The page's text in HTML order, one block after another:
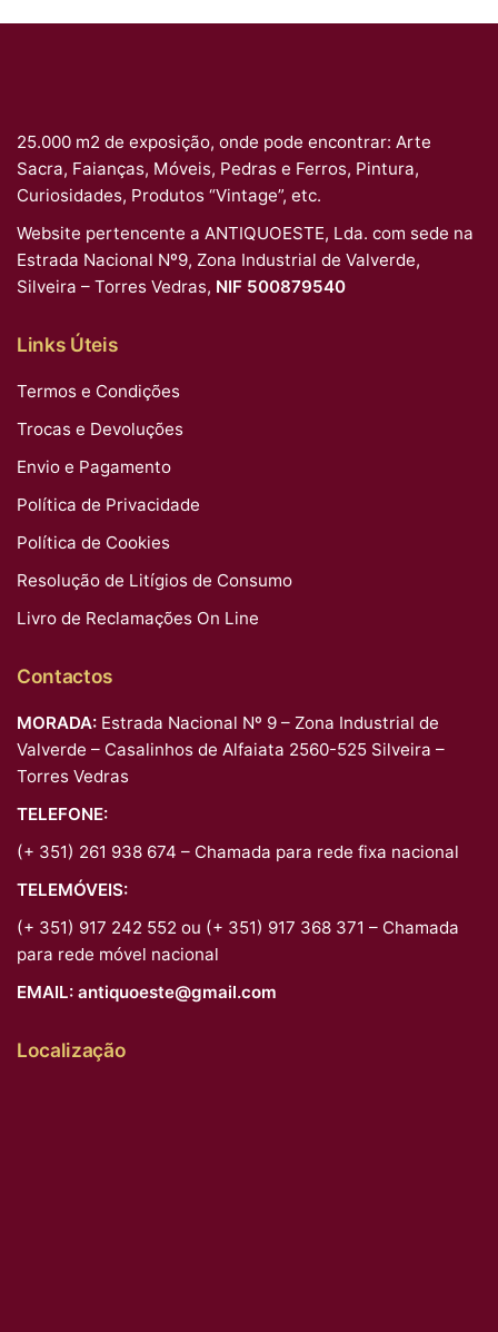
25.000 m2 de exposição, onde pode encontrar: Arte
Sacra, Faianças, Móveis, Pedras e Ferros, Pintura,
Curiosidades, Produtos “Vintage”, etc.
Website pertencente a ANTIQUOESTE, Lda. com sede na
Estrada Nacional Nº9, Zona Industrial de Valverde,
Silveira – Torres Vedras, NIF 500879540
Links Úteis
Termos e Condições
Trocas e Devoluções
Envio e Pagamento
Política de Privacidade
Política de Cookies
Resolução de Litígios de Consumo
Livro de Reclamações On Line
Contactos
MORADA: Estrada Nacional Nº 9 – Zona Industrial de
Valverde – Casalinhos de Alfaiata 2560-525 Silveira –
Torres Vedras
TELEFONE:
(+ 351) 261 938 674 – Chamada para rede fixa nacional
TELEMÓVEIS:
(+ 351) 917 242 552 ou (+ 351) 917 368 371 – Chamada
para rede móvel nacional
EMAIL: antiquoeste@gmail.com
Localização